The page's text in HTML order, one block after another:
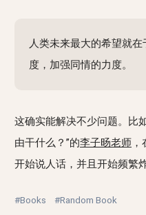
人类未来最大的希望就
度，加强同情的力度。
这确实能解决不少问题。比
由干什么？”的李子旸老师
开始说人话，并且开始频繁
#Books #Random Book